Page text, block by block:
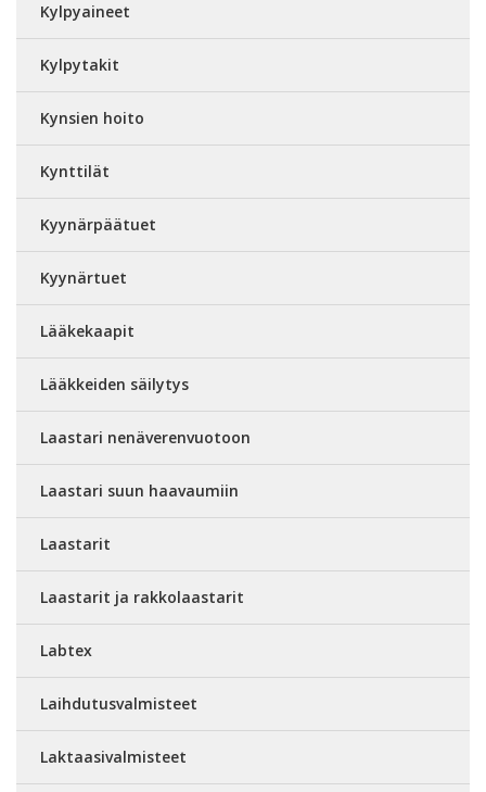
Kylpyaineet
Kylpytakit
Kynsien hoito
Kynttilät
Kyynärpäätuet
Kyynärtuet
Lääkekaapit
Lääkkeiden säilytys
Laastari nenäverenvuotoon
Laastari suun haavaumiin
Laastarit
Laastarit ja rakkolaastarit
Labtex
Laihdutusvalmisteet
Laktaasivalmisteet